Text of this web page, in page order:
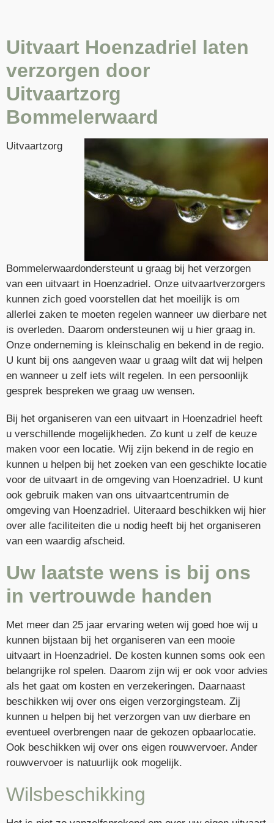
Uitvaart Hoenzadriel laten
verzorgen door
Uitvaartzorg
Bommelerwaard
Uitvaartzorg
Bommelerwaardondersteunt u graag bij het verzorgen
van een uitvaart in Hoenzadriel. Onze uitvaartverzorgers
kunnen zich goed voorstellen dat het moeilijk is om
allerlei zaken te moeten regelen wanneer uw dierbare net
is overleden. Daarom ondersteunen wij u hier graag in.
Onze onderneming is kleinschalig en bekend in de regio.
U kunt bij ons aangeven waar u graag wilt dat wij helpen
en wanneer u zelf iets wilt regelen. In een persoonlijk
gesprek bespreken we graag uw wensen.
Bij het organiseren van een uitvaart in Hoenzadriel heeft
u verschillende mogelijkheden. Zo kunt u zelf de keuze
maken voor een locatie. Wij zijn bekend in de regio en
kunnen u helpen bij het zoeken van een geschikte locatie
voor de uitvaart in de omgeving van Hoenzadriel. U kunt
ook gebruik maken van ons uitvaartcentrumin de
omgeving van Hoenzadriel. Uiteraard beschikken wij hier
over alle faciliteiten die u nodig heeft bij het organiseren
van een waardig afscheid.
Uw laatste wens is bij ons
in vertrouwde handen
Met meer dan 25 jaar ervaring weten wij goed hoe wij u
kunnen bijstaan bij het organiseren van een mooie
uitvaart in Hoenzadriel. De kosten kunnen soms ook een
belangrijke rol spelen. Daarom zijn wij er ook voor advies
als het gaat om kosten en verzekeringen. Daarnaast
beschikken wij over ons eigen verzorgingsteam. Zij
kunnen u helpen bij het verzorgen van uw dierbare en
eventueel overbrengen naar de gekozen opbaarlocatie.
Ook beschikken wij over ons eigen rouwvervoer. Ander
rouwvervoer is natuurlijk ook mogelijk.
Wilsbeschikking